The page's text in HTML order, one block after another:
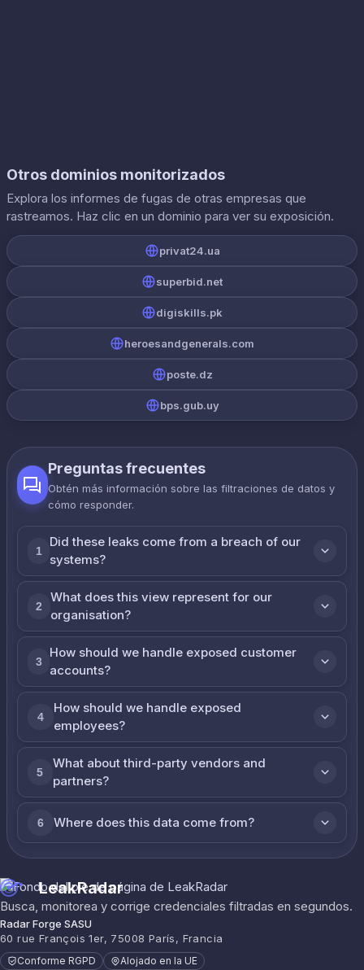
Otros dominios monitorizados
Explora los informes de fugas de otras empresas que
rastreamos. Haz clic en un dominio para ver su exposición.
privat24.ua
superbid.net
digiskills.pk
heroesandgenerals.com
poste.dz
bps.gub.uy
Preguntas frecuentes
Obtén más información sobre las filtraciones de datos y
cómo responder.
1
Did these leaks come from a breach of our
systems?
2
What does this view represent for our
organisation?
3
How should we handle exposed customer
accounts?
4
How should we handle exposed
employees?
5
What about third-party vendors and
partners?
6 Where does this data come from?
LeakRadar
Busca, monitorea y corrige credenciales filtradas en segundos.
Radar Forge SASU
60 rue François 1er, 75008 París, Francia
Conforme RGPD Alojado en la UE